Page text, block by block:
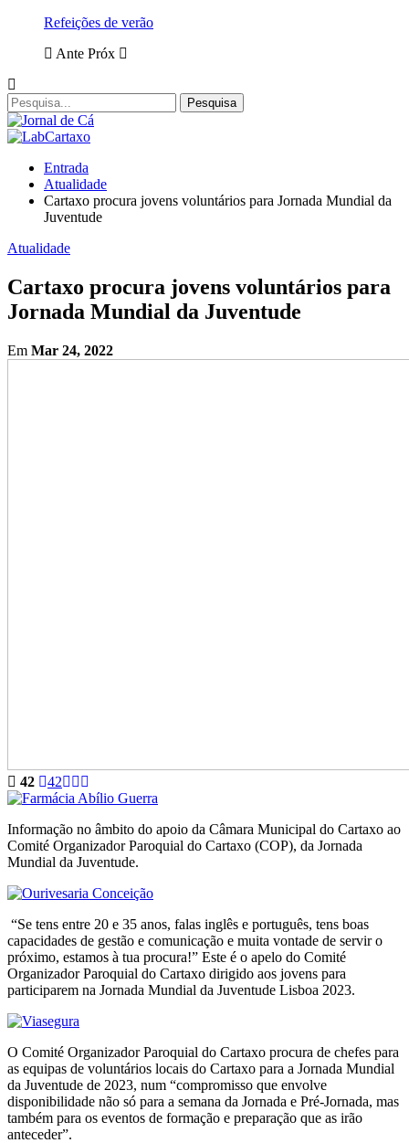
Refeições de verão
Ante Próx
Entrada
Atualidade
Cartaxo procura jovens voluntários para Jornada Mundial da
Juventude
Atualidade
Cartaxo procura jovens voluntários para
Jornada Mundial da Juventude
Em Mar 24, 2022
42 42
Informação no âmbito do apoio da Câmara Municipal do Cartaxo ao
Comité Organizador Paroquial do Cartaxo (COP), da Jornada
Mundial da Juventude.
“Se tens entre 20 e 35 anos, falas inglês e português, tens boas
capacidades de gestão e comunicação e muita vontade de servir o
próximo, estamos à tua procura!” Este é o apelo do Comité
Organizador Paroquial do Cartaxo dirigido aos jovens para
participarem na Jornada Mundial da Juventude Lisboa 2023.
O Comité Organizador Paroquial do Cartaxo procura de chefes para
as equipas de voluntários locais do Cartaxo para a Jornada Mundial
da Juventude de 2023, num “compromisso que envolve
disponibilidade não só para a semana da Jornada e Pré-Jornada, mas
também para os eventos de formação e preparação que as irão
anteceder”.